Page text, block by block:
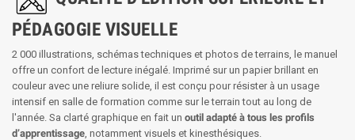
PÉDAGOGIE VISUELLE
2 000 illustrations, schémas techniques et photos de terrains, le manuel
offre un confort de lecture inégalé. Imprimé sur un papier brillant en
couleur avec une reliure solide, il est conçu pour résister à un usage
intensif en salle de formation comme sur le terrain tout au long de
l'année. Sa clarté graphique en fait un outil adapté à tous les profils
d’apprentissage, notamment visuels et kinesthésiques.